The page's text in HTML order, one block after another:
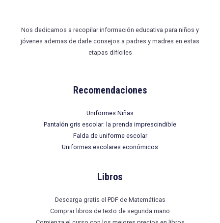
Nos dedicamos a recopilar información educativa para niños y
jóvenes ademas de darle consejos a padres y madres en estas
etapas difíciles
Recomendaciones
Uniformes Niñas
Pantalón gris escolar: la prenda imprescindible
Falda de uniforme escolar
Uniformes escolares económicos
Libros
Descarga gratis el PDF de Matemáticas
Comprar libros de texto de segunda mano